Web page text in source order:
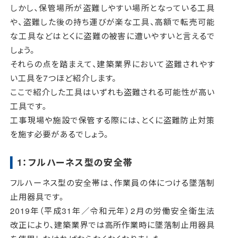
しかし、保管場所が盗難しやすい場所となっている工具
や、盗難した後の持ち運びが楽な工具、高額で転売可能
な工具などはとくに盗難の被害に遭いやすいと言えるで
しょう。
それらの点を踏まえて、建築業界において盗難されやす
い工具を7つほど紹介します。
ここで紹介した工具はいずれも盗難される可能性が高い
工具です。
工事現場や施設で保管する際には、とくに盗難防止対策
を施す必要があるでしょう。
1：フルハーネス型の安全帯
フルハーネス型の安全帯は、作業員の体につける墜落制
止用器具です。
2019年（平成31年／令和元年）2月の労働安全衛生法
改正により、建築業界では高所作業時に墜落制止用器具